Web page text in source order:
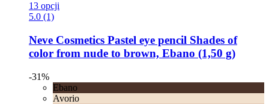
13 opcji
5.0 (1)
Neve Cosmetics Pastel eye pencil Shades of
color from nude to brown, Ebano (1,50 g)
-31%
Ebano
Avorio